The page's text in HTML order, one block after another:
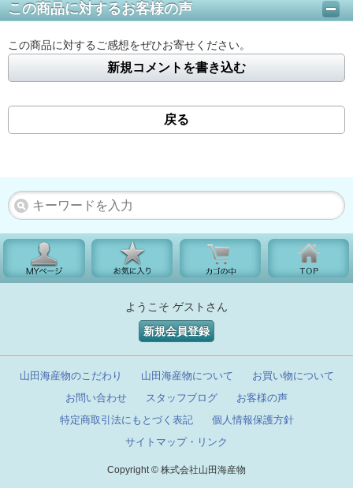
この商品に対するお客様の声
この商品に対するご感想をぜひお寄せください。
新規コメントを書き込む
戻る
ようこそ ゲストさん
新規会員登録
山田海産物のこだわり 山田海産物について
お買い物について
お問い合わせ
スタッフブログ
お客様の声
特定商取引法にもとづく表記
個人情報保護方針
サイトマップ・リンク
Copyright © 株式会社山田海産物